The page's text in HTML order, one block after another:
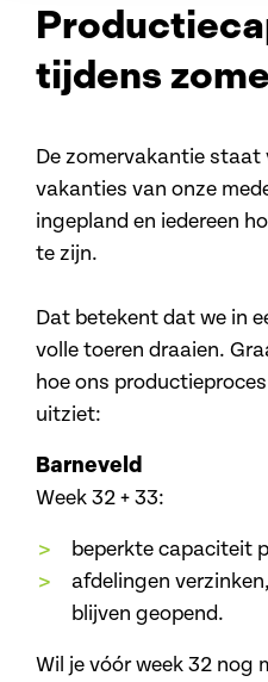
tijdens
De zomervakantie staat
vakanties van onze
ingepland en iedereen
te zijn.
Dat betekent dat we in
volle toeren draaien.
hoe ons
uitziet:
Barneveld
Week 32 + 33:
beperkte capaciteit
afdelingen
blijven geopend.
Wil je vóór week 32 nog